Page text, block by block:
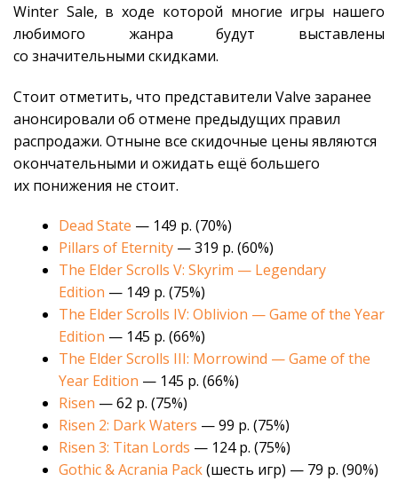
Winter Sale, в ходе которой многие игры нашего
любимого жанра будут выставлены
со значительными скидками.
Стоит отметить, что представители Valve заранее
анонсировали об отмене предыдущих правил
распродажи. Отныне все скидочные цены являются
окончательными и ожидать ещё большего
их понижения не стоит.
Dead State — 149 р. (70%)
Pillars of Eternity— 319 р. (60%)
The Elder Scrolls V: Skyrim — Legendary
Edition — 149 р. (75%)
The Elder Scrolls IV: Oblivion — Game of the Year
Edition — 145 р. (66%)
The Elder Scrolls III: Morrowind — Game of the
Year Edition — 145 р. (66%)
Risen — 62 р. (75%)
Risen 2: Dark Waters — 99 р. (75%)
Risen 3: Titan Lords — 124 р. (75%)
Gothic & Acrania Pack(шесть игр) — 79 р. (90%)